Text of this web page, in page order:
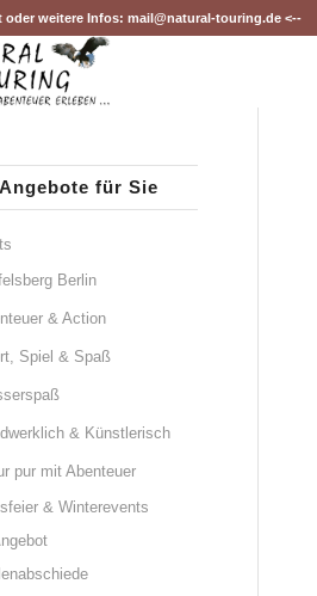
oder weitere Infos:mail@natural-touring.de <--
für Sie
Berlin
& Action
Spiel & Spaß
& Künstlerisch
pur mit Abenteuer
& Winterevents